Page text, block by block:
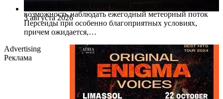
3 августа 2026
Никосия, Кипр. На следующей неделе у Кипра будет
возможность наблюдать ежегодный метеорный поток
Персеиды при особенно благоприятных условиях,
причем ожидается,…
Advertising
Реклама